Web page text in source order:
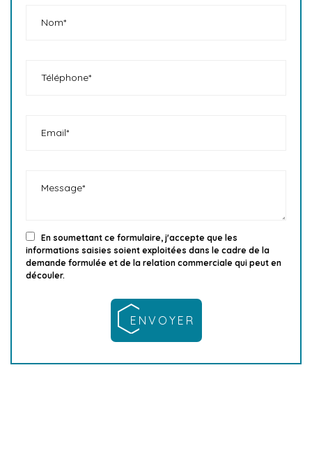
En soumettant ce formulaire, j'accepte que les
informations saisies soient exploitées dans le cadre de la
demande formulée et de la relation commerciale qui peut en
découler.